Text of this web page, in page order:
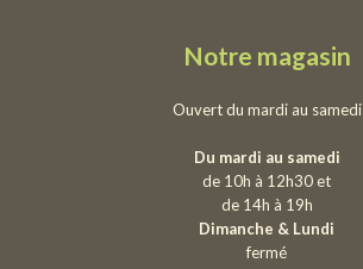
Notre magasin
Ouvert du mardi au samedi
Du mardi au samedi
de 10h à 12h30 et
de 14h à 19h
Dimanche & Lundi
fermé